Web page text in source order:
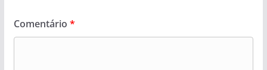
Comentário *